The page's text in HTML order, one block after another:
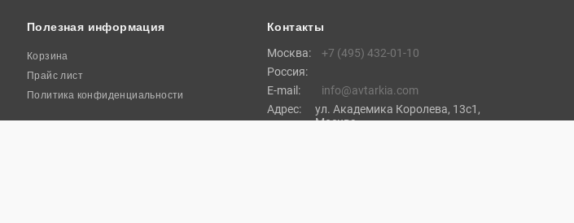
Полезная информация
Корзина
Прайс лист
Политика конфиденциальности
Контакты
Москва:
+7 (495) 432-01-10
Россия:
E-mail:
info@avtarkia.com
Адрес:
ул. Академика Королева, 13с1,
Москва